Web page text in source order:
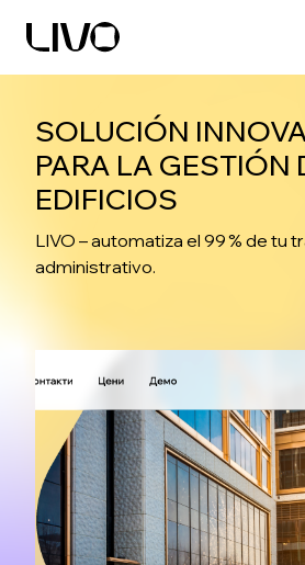
SOLUCIÓN
PARA LA GESTIÓN
EDIFICIOS
LIVO – automatiza el 99 % de tu
administrativo.